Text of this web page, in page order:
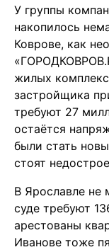
У группы
накопилось
Коврове, как
жилых
застройщика
требуют 27
остаётся
были стать
стоят
В Ярославле не
суде требуют
арестованы
Иванове тоже